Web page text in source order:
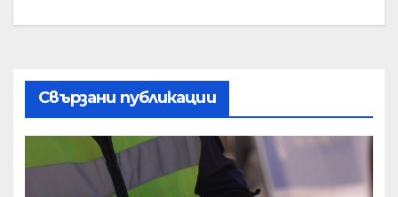
Свързани публикации